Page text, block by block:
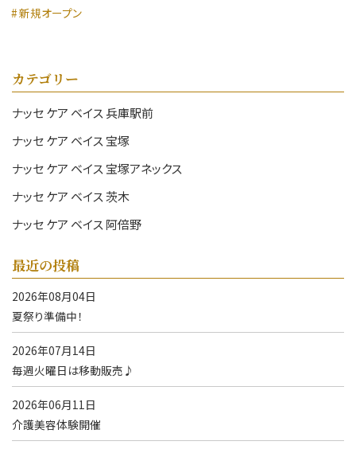
新規オープン
カテゴリー
ナッセ ケア ベイス 兵庫駅前
ナッセ ケア ベイス 宝塚
ナッセ ケア ベイス 宝塚アネックス
ナッセ ケア ベイス 茨木
ナッセ ケア ベイス 阿倍野
最近の投稿
2026年08月04日
夏祭り準備中！
2026年07月14日
毎週火曜日は移動販売♪
2026年06月11日
介護美容体験開催